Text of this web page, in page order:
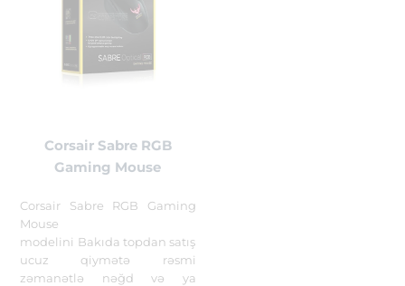
Corsair Sabre RGB
Gaming Mouse
Corsair Sabre RGB Gaming
Mouse
modelini Bakıda topdan satış
ucuz qiymətə rəsmi
zəmanətlə nəğd və ya